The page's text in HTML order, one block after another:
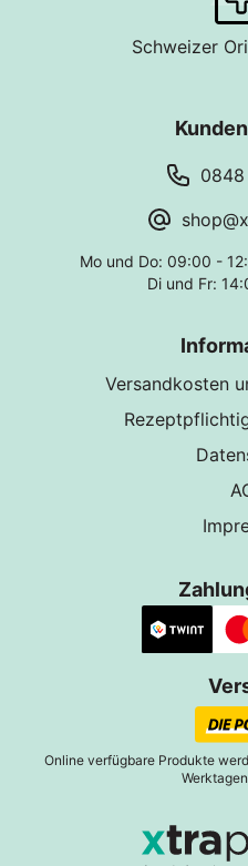
Schweizer
Mo und Do: 09:00 -
Di und Fr:
Versandkosten
Online verfügbare Produkte